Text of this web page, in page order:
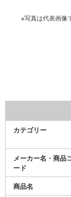
※写真は代表画像
カテゴリー
メーカー名・商品
ード
商品名